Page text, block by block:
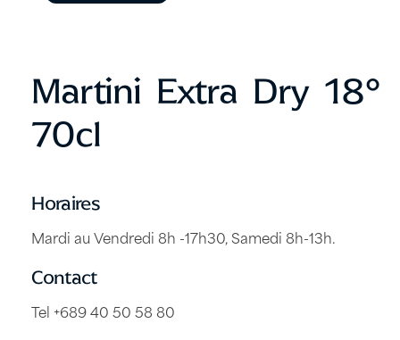
Martini Extra Dry 18°
70cl
Horaires
Mardi au Vendredi 8h -17h30, Samedi 8h-13h.
Contact
Tel +689 40 50 58 80